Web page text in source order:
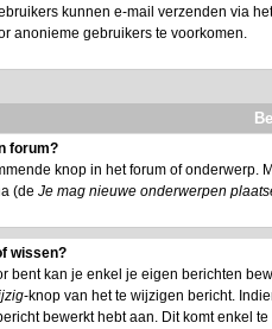
kunnen e-mail verzenden via
anonieme gebruikers te voorkomen.
forum?
knop in het forum of
(de Je mag nieuwe onderwerpen
wissen?
bent kan je enkel je eigen berichten
-knop van het te wijzigen bericht.
bewerkt hebt aan. Dit komt enkel